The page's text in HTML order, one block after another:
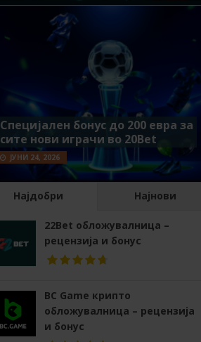
Специјален бонус до 200 евра за
сите нови играчи во 20Bet
ЈУНИ 24, 2026
Најдобри Најнови
22Bet обложувалница –
рецензија и бонус
BC Game крипто
обложувалница – рецензија
и бонус